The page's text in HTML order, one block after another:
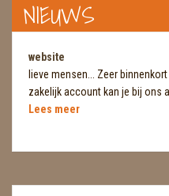
BOEKEN & KAARTEN
BROEKZAKSTENEN
CADEAUBONNEN
DIERTJES
DIVERSE
NIEUWS
website
lieve mensen... Zeer
zakelijk account kan je bij ons
Lees meer